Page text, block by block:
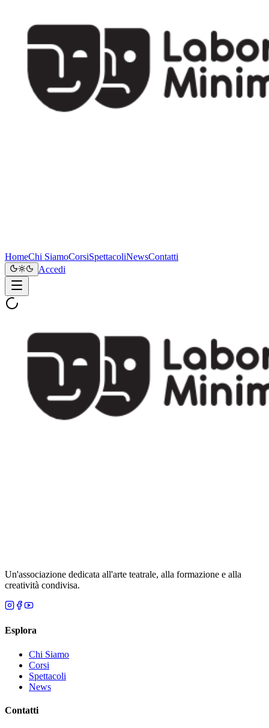
HomeChi SiamoCorsiSpettacoliNewsContatti
Accedi
Un'associazione dedicata all'arte teatrale, alla formazione e alla
creatività condivisa.
Esplora
Chi Siamo
Corsi
Spettacoli
News
Contatti